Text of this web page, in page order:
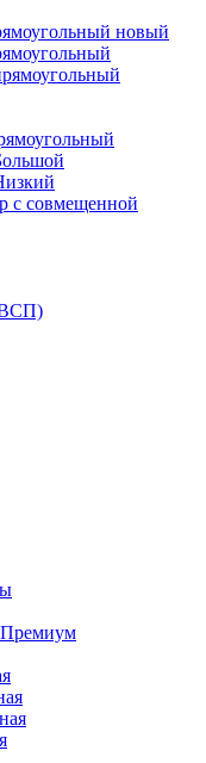
новый
с совмещенной
ВСП)